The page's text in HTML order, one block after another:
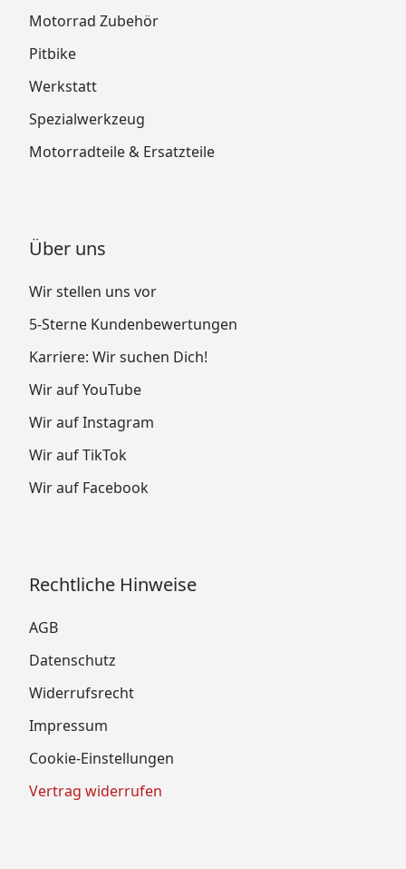
Motorrad Zubehör
Pitbike
Werkstatt
Spezialwerkzeug
Motorradteile & Ersatzteile
Über uns
Wir stellen uns vor
5-Sterne Kundenbewertungen
Karriere: Wir suchen Dich!
Wir auf YouTube
Wir auf Instagram
Wir auf TikTok
Wir auf Facebook
Rechtliche Hinweise
AGB
Datenschutz
Widerrufsrecht
Impressum
Cookie-Einstellungen
Vertrag widerrufen